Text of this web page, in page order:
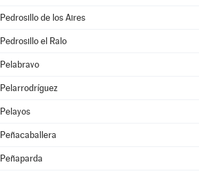
Pedrosillo de los Aires
Pedrosillo el Ralo
Pelabravo
Pelarrodríguez
Pelayos
Peñacaballera
Peñaparda